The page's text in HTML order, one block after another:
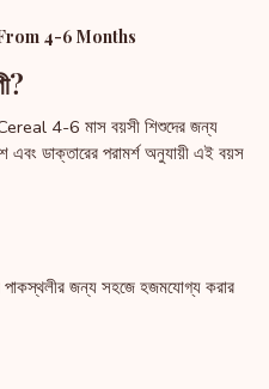
4-6 Months
4-6 মাস বয়সী শিশুদের জন্য
এবং ডাক্তারের পরামর্শ অনুযায়ী এই বয়স
পাকস্থলীর জন্য সহজে হজমযোগ্য করার